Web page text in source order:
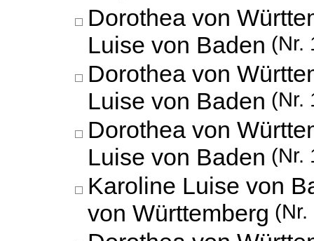
Dorothea von
Luise von Baden (Nr.
Dorothea von
Luise von Baden (Nr.
Dorothea von
Luise von Baden (Nr.
Karoline Luise von
von Württemberg (Nr.